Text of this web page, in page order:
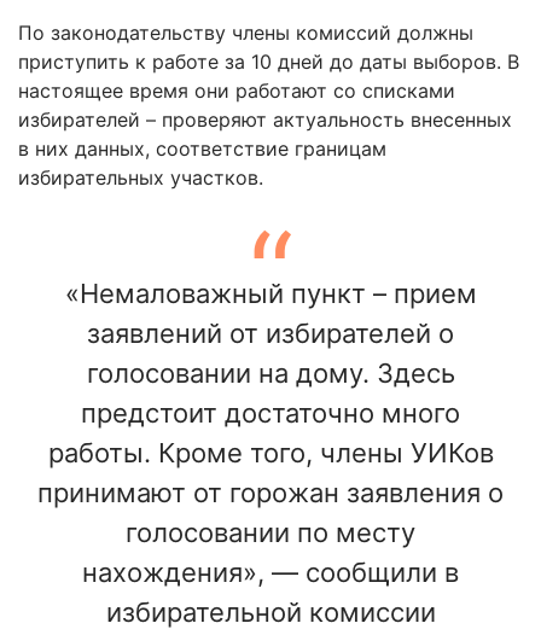
По законодательству члены комиссий должны
приступить к работе за 10 дней до даты выборов. В
настоящее время они работают со списками
избирателей – проверяют актуальность внесенных
в них данных, соответствие границам
избирательных участков.
«Немаловажный пункт – прием
заявлений от избирателей о
голосовании на дому. Здесь
предстоит достаточно много
работы. Кроме того, члены УИКов
принимают от горожан заявления о
голосовании по месту
нахождения», — сообщили в
избирательной комиссии